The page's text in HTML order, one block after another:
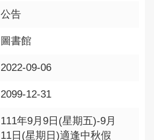
公告
圖書館
2022-09-06
2099-12-31
111年9月9日(星期五)-9月
11日(星期日)適逢中秋假